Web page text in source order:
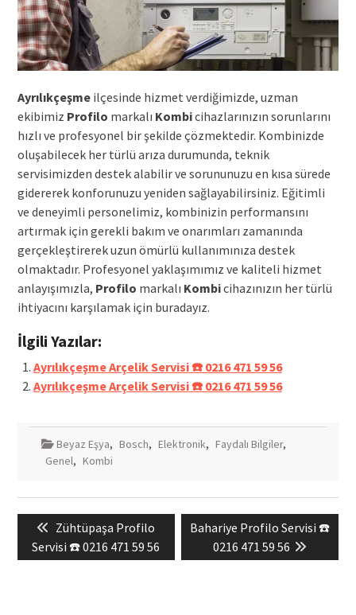
Ayrılıkçeşmeilçesinde hizmet verdiğimizde, uzman
ekibimiz Profilo markalı Kombicihazlarınızın sorunlarını
hızlı ve profesyonel bir şekilde çözmektedir. Kombinizde
oluşabilecek her türlü arıza durumunda, teknik
servisimizden destek alabilir ve sorununuzu en kısa sürede
gidererek konforunuzu yeniden sağlayabilirsiniz. Eğitimli
ve deneyimli personelimiz, kombinizin performansını
artırmak için gerekli bakım ve onarımları zamanında
gerçekleştirerek uzun ömürlü kullanımınıza destek
olmaktadır. Profesyonel yaklaşımımız ve kaliteli hizmet
anlayışımızla, Profilo markalı Kombicihazınızın her türlü
ihtiyacını karşılamak için buradayız.
İlgili Yazılar:
Ayrılıkçeşme Arçelik Servisi ☎️ 0216 471 59 56
Ayrılıkçeşme Arçelik Servisi ☎️ 0216 471 59 56
Beyaz Eşya, Bosch, Elektronik, Faydalı Bilgiler,
Genel, Kombi
gezinmesi
Previous
post:
Zühtüpaşa Profilo
Servisi ☎️ 0216 471 59 56
Next
post:
Bahariye Profilo Servisi ☎️
0216 471 59 56